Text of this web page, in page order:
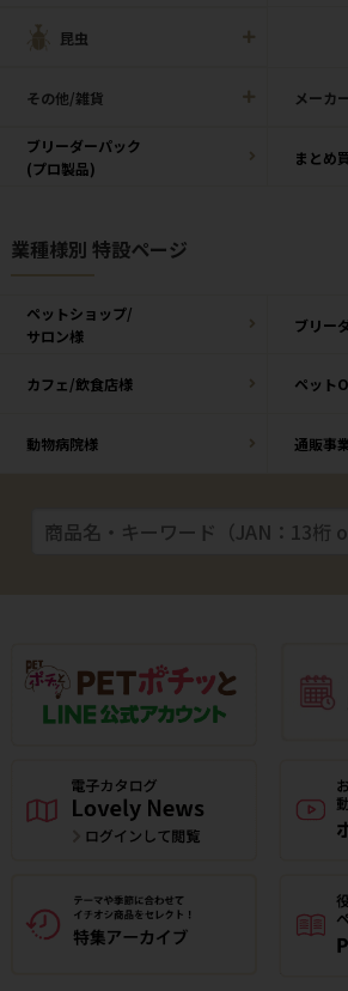
昆虫
その他/雑貨 メーカ
ブリーダーパック
(プロ製品)
まとめ
業種様別 特設ページ
ペットショップ/
サロン様
ブリー
カフェ/飲食店様 ペット
動物病院様 通販事